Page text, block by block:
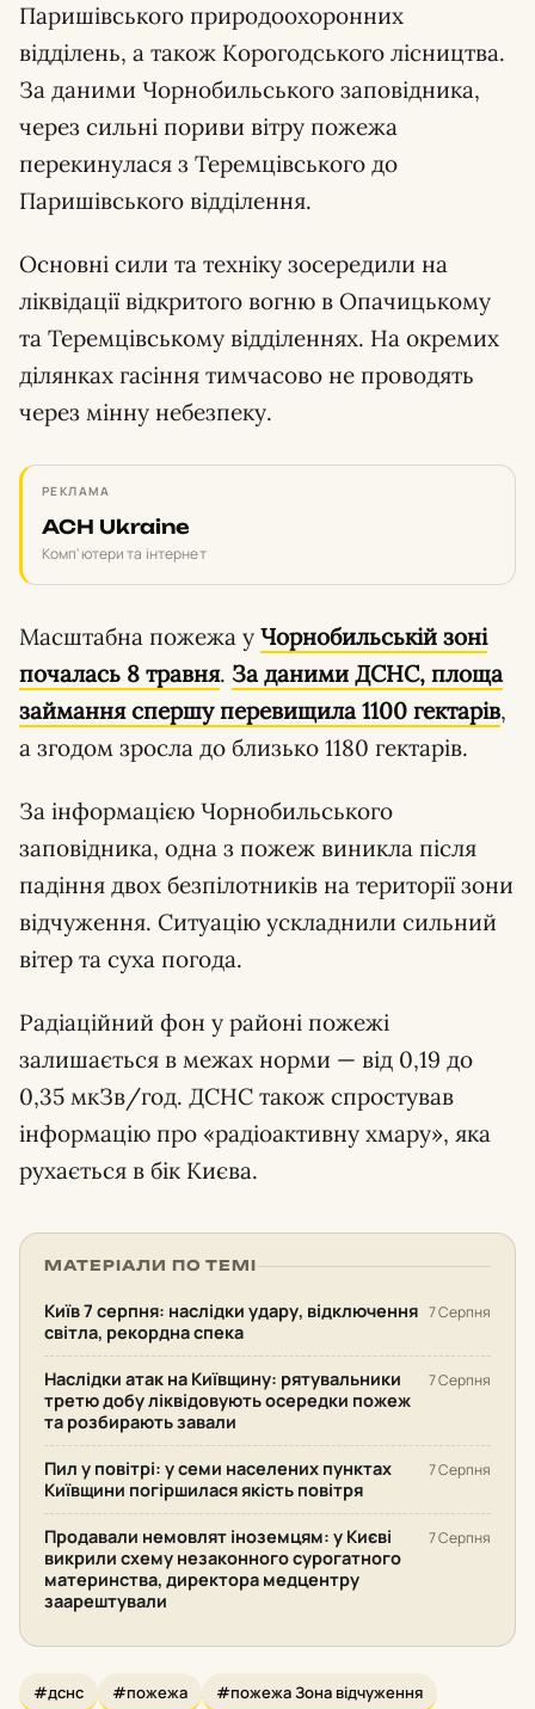
Паришівського природоохоронних
відділень, а також Корогодського лісництва.
За даними Чорнобильського заповідника,
через сильні пориви вітру пожежа
перекинулася з Теремцівського до
Паришівського відділення.
Основні сили та техніку зосередили на
ліквідації відкритого вогню в Опачицькому
та Теремцівському відділеннях. На окремих
ділянках гасіння тимчасово не проводять
через мінну небезпеку.
РЕКЛАМА
ACH Ukraine
Комп'ютери та інтернет
Масштабна пожежа у Чорнобильській зоні
почалась 8 травня. За даними ДСНС, площа
займання спершу перевищила 1100 гектарів,
а згодом зросла до близько 1180 гектарів.
За інформацією Чорнобильського
заповідника, одна з пожеж виникла після
падіння двох безпілотників на території зони
відчуження. Ситуацію ускладнили сильний
вітер та суха погода.
Радіаційний фон у районі пожежі
залишається в межах норми — від 0,19 до
0,35 мкЗв/год. ДСНС також спростував
інформацію про «радіоактивну хмару», яка
рухається в бік Києва.
МАТЕРІАЛИ ПО ТЕМІ
Київ 7 серпня: наслідки удару, відключення
світла, рекордна спека
7 Серпня
Наслідки атак на Київщину: рятувальники
третю добу ліквідовують осередки пожеж
та розбирають завали
7 Серпня
Пил у повітрі: у семи населених пунктах
Київщини погіршилася якість повітря
7 Серпня
Продавали немовлят іноземцям: у Києві
викрили схему незаконного сурогатного
материнства, директора медцентру
заарештували
7 Серпня
#дснс #пожежа
#пожежа Зона відчуження